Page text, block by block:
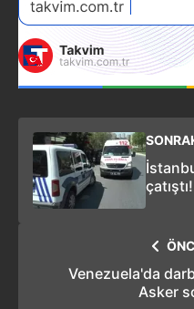
Venezuela'da
Asker